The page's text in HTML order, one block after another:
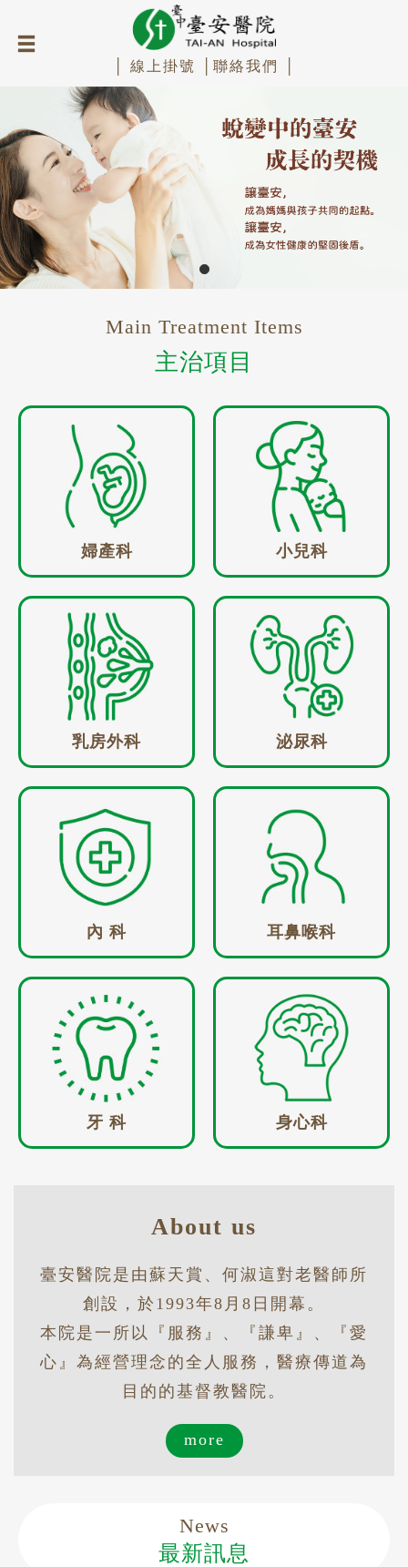
│ 線上掛號 │ 聯絡我們 │
Main Treatment Items
主治項目
婦產科 小兒科
乳房外科 泌尿科
內 科 耳鼻喉科
牙 科 身心科
About us
臺安醫院是由蘇天賞、何淑這對老醫師所
創設，於1993年8月8日開幕。
本院是一所以『服務』、『謙卑』、『愛
心』為經營理念的全人服務，醫療傳道為
目的的基督教醫院。
more
News
最新訊息